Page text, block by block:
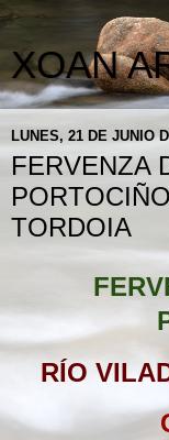
XOAN
LUNES, 21 DE JUNIO
FERVENZA
TORDOIA
RÍO